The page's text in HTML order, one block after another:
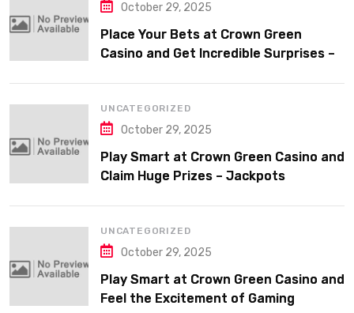
October 29, 2025
Place Your Bets at Crown Green
Casino and Get Incredible Surprises –
UNCATEGORIZED
October 29, 2025
Play Smart at Crown Green Casino and
Claim Huge Prizes – Jackpots
UNCATEGORIZED
October 29, 2025
Play Smart at Crown Green Casino and
Feel the Excitement of Gaming